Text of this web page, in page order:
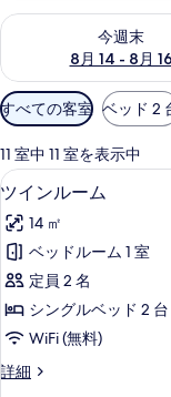
今週末
8月 14 - 8月 16
今週末 8月 14 - 8月
利
用
可
能
な
客
室
の
り
込
み
すべての客室 ベッド 2
11 室中 11 室を表示中
ツ
イ
ン
ル
ー
ム
す
9
ツインルーム
14 ㎡
ベッドルーム 1 室
定員 2 名
シングルベッド 2 台
WiFi (無料)
詳細
ツ